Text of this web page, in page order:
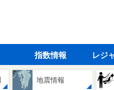
指数情報 レジ
地震情報